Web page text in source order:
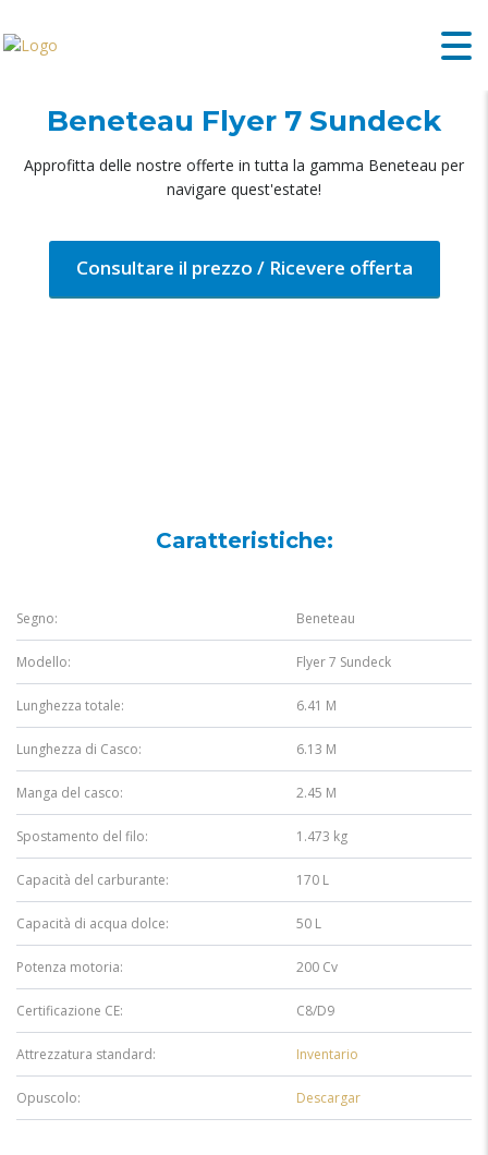
Beneteau Flyer 7 Sundeck
Approfitta delle nostre offerte in tutta la gamma Beneteau per
navigare quest'estate!
Consultare il prezzo / Ricevere offerta
Caratteristiche:
Segno: Beneteau
Modello: Flyer 7 Sundeck
Lunghezza totale: 6.41 M
Lunghezza di Casco: 6.13 M
Manga del casco: 2.45 M
Spostamento del filo: 1.473 kg
Capacità del carburante: 170 L
Capacità di acqua dolce: 50 L
Potenza motoria: 200 Cv
Certificazione CE: C8/D9
Attrezzatura standard: Inventario
Opuscolo: Descargar